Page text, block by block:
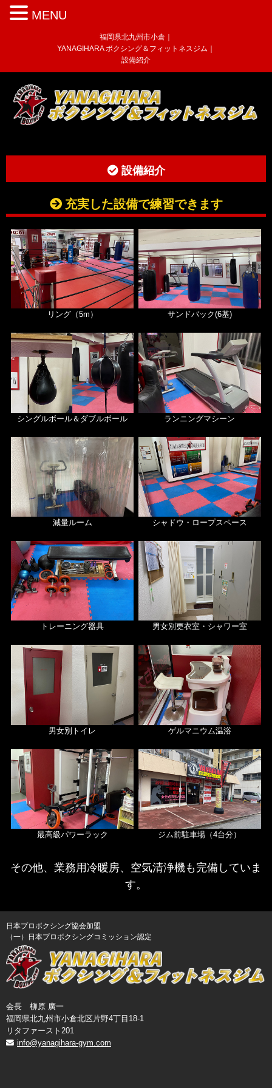
福岡県北九州市小倉｜
YANAGIHARA ボクシング＆フィットネスジム｜
設備紹介
設備紹介
充実した設備で練習できます
リング（5m） サンドバック(6基)
シングルボール＆ダブルボール ランニングマシーン
減量ルーム シャドウ・ロープスペース
トレーニング器具 男女別更衣室・シャワー室
男女別トイレ ゲルマニウム温浴
最高級パワーラック ジム前駐車場（4台分）
その他、業務用冷暖房、空気清浄機も完備していま
す。
日本プロボクシング協会加盟
（一）日本プロボクシングコミッション認定
会長 柳原 廣一
福岡県北九州市小倉北区片野4丁目18-1
リタファースト201
info@yanagihara-gym.com
MENU